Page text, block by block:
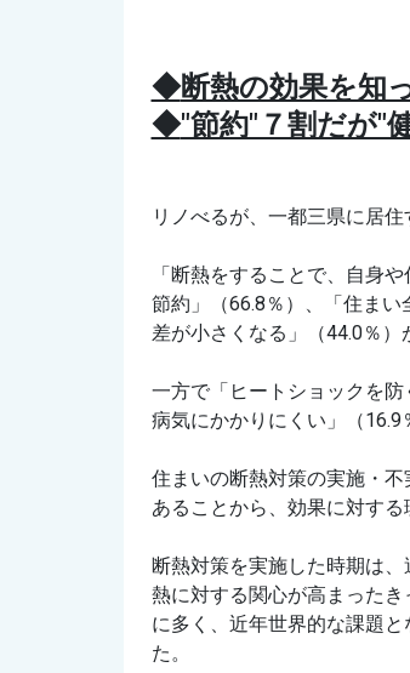
◆断熱の効果を知
◆"節約"７割だが"
リノべるが、一都三県に居
「断熱をすることで、自身
節約」（66.8％）、「住ま
差が小さくなる」（44.0％）
一方で「ヒートショックを
病気にかかりにくい」（16.9
住まいの断熱対策の実施・
あることから、効果に対する
断熱対策を実施した時期は
熱に対する関心が高まった
に多く、近年世界的な課題
た。